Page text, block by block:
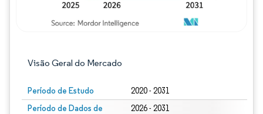
Visão Geral do Mercado
Período de Estudo 2020 - 2031
Período de Dados de
2026 - 2031